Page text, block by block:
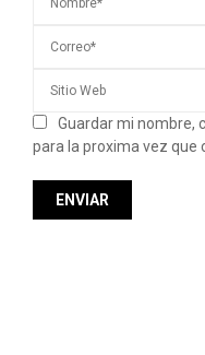
Guardar mi nombre,
para la proxima vez que